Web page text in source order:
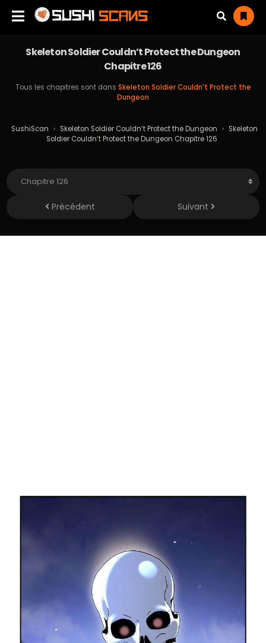
Skeleton Soldier Couldn’t Protect the Dungeon
Chapitre 126
Tous les chapitres sont dans Skeleton Soldier Couldn’t Protect the
Dungeon
SushiScan › Skeleton Soldier Couldn’t Protect the Dungeon › Skeleton
Soldier Couldn’t Protect the Dungeon Chapitre 126
Précédent Suivant